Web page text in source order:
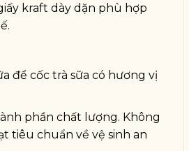
kraft dày dặn phù hợp
để cốc trà sữa có hương vị
phần chất lượng. Không
tiêu chuẩn về vệ sinh an